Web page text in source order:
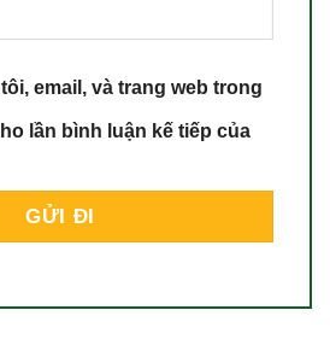
email, và trang web trong
lần bình luận kế tiếp của